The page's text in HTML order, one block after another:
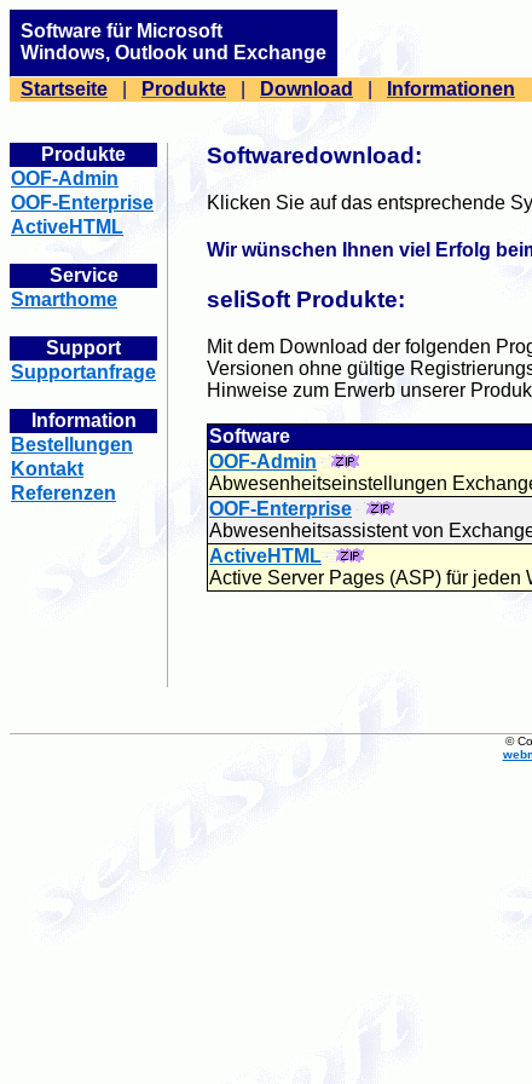
Software für Microsoft
Windows, Outlook und Exchange
Startseite Produkte Download Informationen
Produkte
OOF-Admin
OOF-Enterprise
ActiveHTML
Service
Smarthome
Support
Supportanfrage
Information
Bestellungen
Kontakt
Referenzen
Softwaredownload:
Klicken Sie auf das entsprechende
Wir wünschen Ihnen viel Erfolg
seliSoft Produkte:
Mit dem Download der folgenden
Versionen ohne gültige
Hinweise zum Erwerb unserer
Software
OOF-Admin
Abwesenheitseinstellungen
OOF-Enterprise
Abwesenheitsassistent von
ActiveHTML
Active Server Pages (ASP) für
©